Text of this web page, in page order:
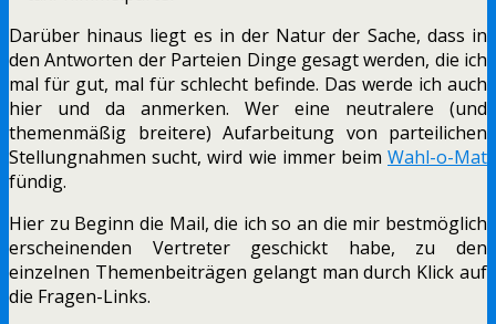
Darüber hinaus liegt es in der Natur der Sache, dass in
den Antworten der Parteien Dinge gesagt werden, die ich
mal für gut, mal für schlecht befinde. Das werde ich auch
hier und da anmerken. Wer eine neutralere (und
themenmäßig breitere) Aufarbeitung von parteilichen
Stellungnahmen sucht, wird wie immer beim Wahl-o-Mat
fündig.
Hier zu Beginn die Mail, die ich so an die mir bestmöglich
erscheinenden Vertreter geschickt habe, zu den
einzelnen Themenbeiträgen gelangt man durch Klick auf
die Fragen-Links.